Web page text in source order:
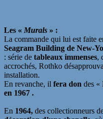
Les « Murals » :
La commande qui lui est faite
Seagram Building de New-
: série de tableaux immenses,
accrochés, Rothko
installation.
En revanche, il fera don des «
en 1967 .
En 1964, des collectionneurs